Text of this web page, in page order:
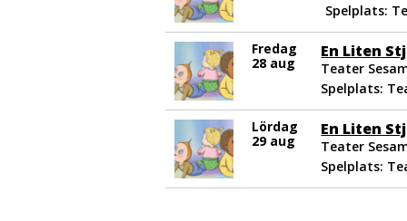
Spelplats:
Fredag
28 aug
En Liten
Teater
Spelplats:
Lördag
29 aug
En Liten
Teater
Spelplats: